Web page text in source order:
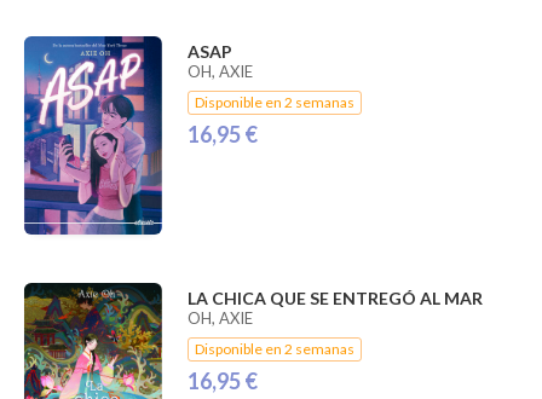
ASAP
OH, AXIE
Disponible en 2 semanas
16,95 €
LA CHICA QUE SE ENTREGÓ AL MAR
OH, AXIE
Disponible en 2 semanas
16,95 €